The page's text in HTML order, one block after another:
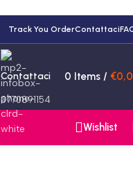
Track You OrderContattaci
Contattaci
3770891154
0 Items / €
Wishlist